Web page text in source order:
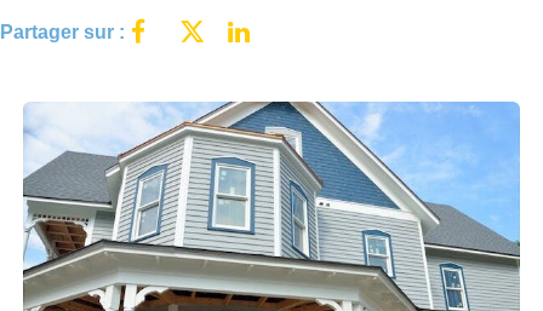
Location Cure / Vacances
NOS AGENCES
Qui Sommes Nous
Notre Équipe
Nos Actualités
Avis Clients
Partager sur :